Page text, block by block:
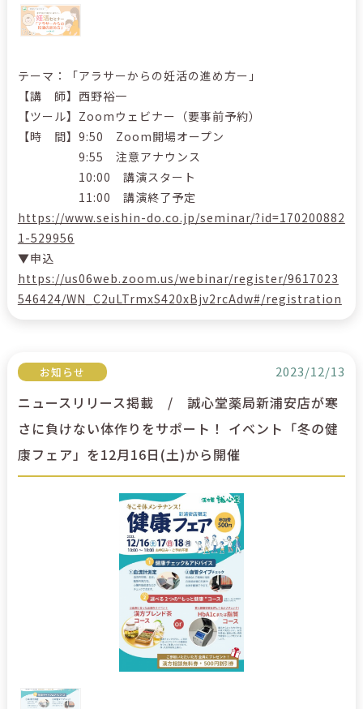
テーマ：「アラサーからの妊活の進め方ー」
【講 師】西野裕一
【ツール】Zoomウェビナー（要事前予約）
【時 間】9:50 Zoom開場オープン
9:55 注意アナウンス
10:00 講演スタート
11:00 講演終了予定
https://www.seishin-do.co.jp/seminar/?id=170200882
1-529956
▼申込
https://us06web.zoom.us/webinar/register/9617023
546424/WN_C2uLTrmxS420xBjv2rcAdw#/registration
お知らせ 2023/12/13
ニュースリリース掲載 / 誠心堂薬局新浦安店が寒
さに負けない体作りをサポート！ イベント「冬の健
康フェア」を12月16日(土)から開催